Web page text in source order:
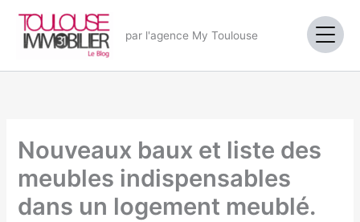
contenu
par l'agence My Toulouse
Nouveaux baux et liste des
meubles indispensables
dans un logement meublé.